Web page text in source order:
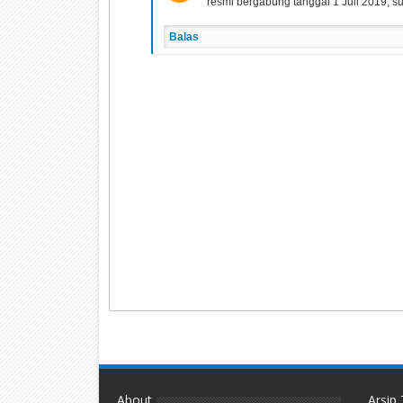
Balas
About Arsip